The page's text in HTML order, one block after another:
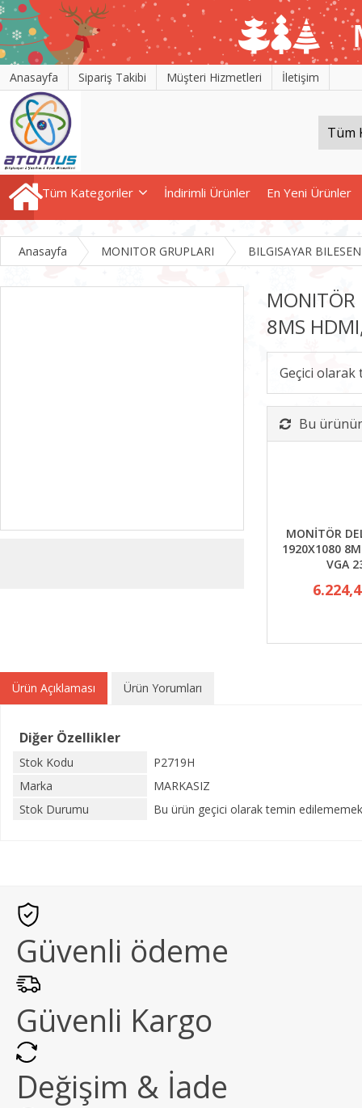
Anasayfa Sipariş Takibi Müşteri Hizmetleri İletişim
Tüm Kategoriler İndirimli Ürünler En Yeni Ürünler
Anasayfa MONITOR GRUPLARI BILGISAYAR
8MS
Geçici
Bu
MONİTÖR
1920X1080
VGA
Ürün Açıklaması Ürün Yorumları
Diğer Özellikler
Stok Kodu
P2719H
Marka
MARKASIZ
Stok Durumu
Bu ürün geçici olarak temin
Güvenli ödeme
Güvenli Kargo
Değişim & İade